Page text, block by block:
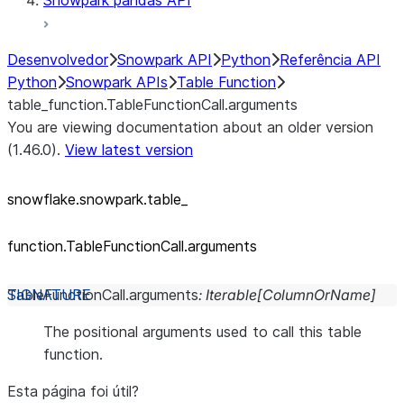
Desenvolvedor Snowpark API Python Referência API
Python Snowpark APIs Table Function
table_function.TableFunctionCall.arguments
You are viewing documentation about an older version
(1.46.0). View latest version
snowflake.snowpark.table_
function.TableFunctionCall.arguments
TableFunctionCall.arguments: Iterable[ColumnOrName]
The positional arguments used to call this table
function.
Esta página foi útil?